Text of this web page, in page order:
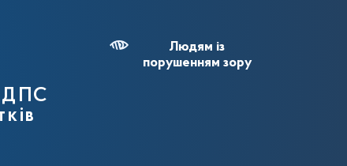
ДПС
Людям із
порушенням зору